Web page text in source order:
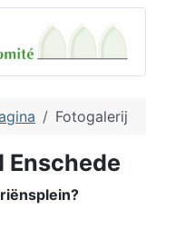
Fotogalerij
Enschede